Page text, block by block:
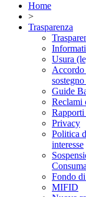
Home
>
Trasparenza
Usura
Accordo
Guide
Reclami
Privacy
Politica
interesse
Fondo
MIFID